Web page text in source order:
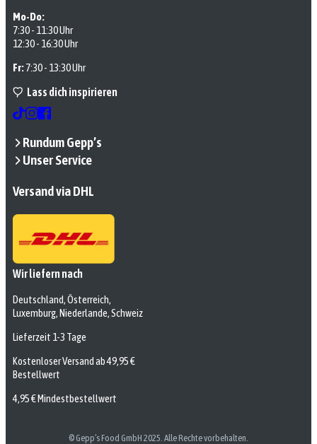
Mo-Do:
7:30 - 11:30 Uhr
12:30 - 16:30 Uhr
Fr:7:30 - 13:30 Uhr
Lass dich inspirieren
Rundum Gepp’s
Unser Service
Versand via DHL
Wir liefern nach
Deutschland, Österreich,
Luxemburg, Niederlande, Schweiz
Lieferzeit 1-3 Tage
Kostenloser Versand ab 49,95 €
Bestellwert
4,95 € Mindestbestellwert
© Gepp’s Food GmbH 2025. Alle Rechte vorbehalten.